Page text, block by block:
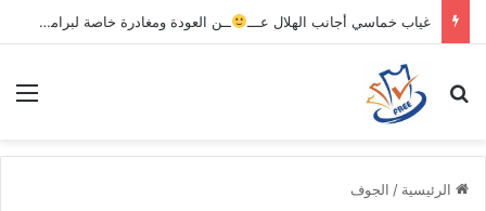
غياب خماسي أجانب الهلال عـــ ــن العودة ومغادرة خاصة لبرامج الاستشفاء والتأهيل
بحث عن
الرئيسية / الجوف